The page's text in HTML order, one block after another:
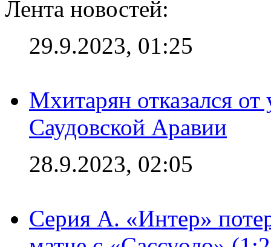
Лента новостей:
29.9.2023, 01:25
Мхитарян отказался от
Саудовской Аравии
28.9.2023, 02:05
Серия А. «Интер»